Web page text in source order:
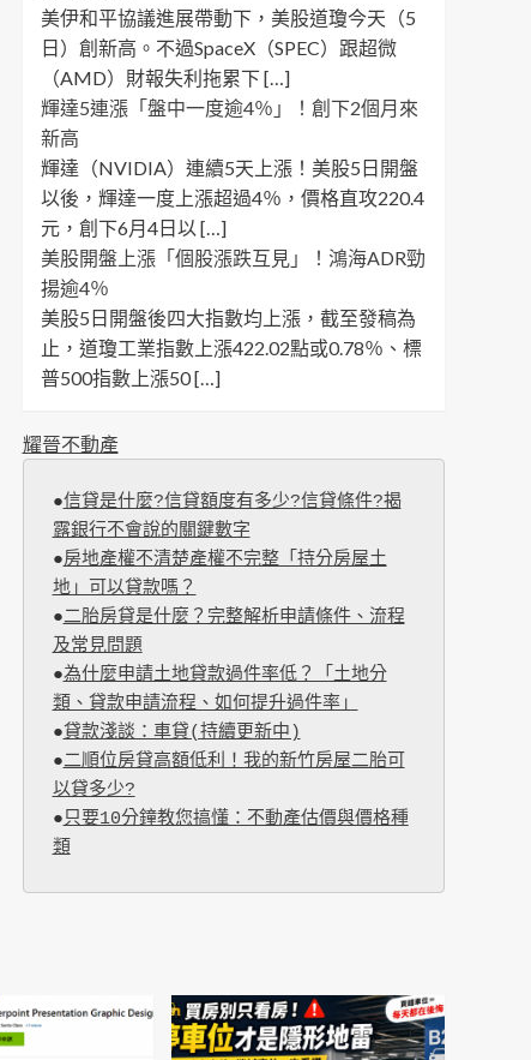
美伊和平協議進展帶動下，美股道瓊今天（5
日）創新高。不過SpaceX（SPEC）跟超微
（AMD）財報失利拖累下 […]
輝達5連漲「盤中一度逾4％」！創下2個月來
新高
輝達（NVIDIA）連續5天上漲！美股5日開盤
以後，輝達一度上漲超過4％，價格直攻220.4
元，創下6月4日以 […]
美股開盤上漲「個股漲跌互見」！鴻海ADR勁
揚逾4％
美股5日開盤後四大指數均上漲，截至發稿為
止，道瓊工業指數上漲422.02點或0.78％、標
普500指數上漲50 […]
耀晉不動產
●信貸是什麼?信貸額度有多少?信貸條件?揭
露銀行不會說的關鍵數字
●房地產權不清楚產權不完整「持分房屋土
地」可以貸款嗎？
●二胎房貸是什麼？完整解析申請條件、流程
及常見問題
●為什麼申請土地貸款過件率低？「土地分
類、貸款申請流程、如何提升過件率」
●貸款淺談：車貸(持續更新中)
●二順位房貸高額低利！我的新竹房屋二胎可
以貸多少?
●只要10分鐘教您搞懂：不動產估價與價格種
類